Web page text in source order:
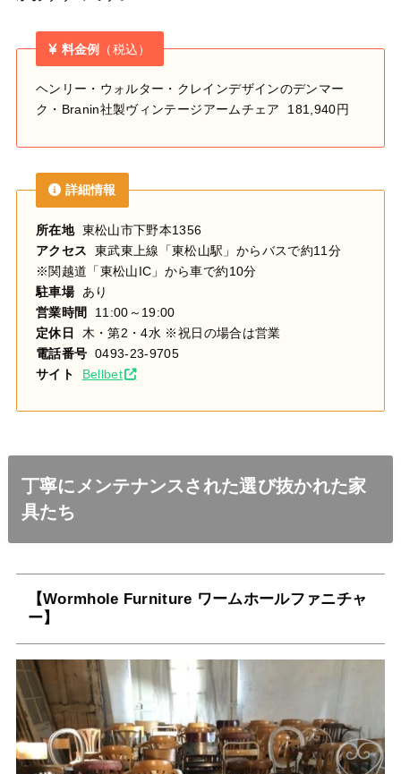
料金例 （税込）
ヘンリー・ウォルター・クレインデザインのデンマー
ク・Branin社製ヴィンテージアームチェア 181,940円
詳細情報
所在地 東松山市下野本1356
アクセス 東武東上線「東松山駅」からバスで約11分
※関越道「東松山IC」から車で約10分
駐車場あり
営業時間 11:00～19:00
定休日
木・第2・4水 ※祝日の場合は営業
電話番号 0493-23-9705
サイト Bellbet
丁寧にメンテナンスされた選び抜かれた家
具たち
【Wormhole Furniture ワームホールファニチャ
ー】